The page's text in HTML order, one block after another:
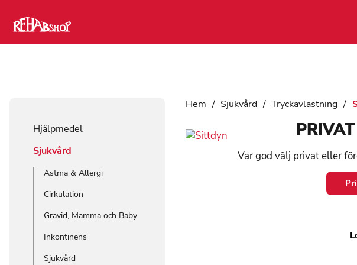
Hjälpmedel
Sjukvård
Astma & Allergi
Cirkulation
Gravid, Mamma och Baby
Inkontinens
Sjukvård
Hem / Sjukvård / Tryckavlastning /
Var god välj privat eller